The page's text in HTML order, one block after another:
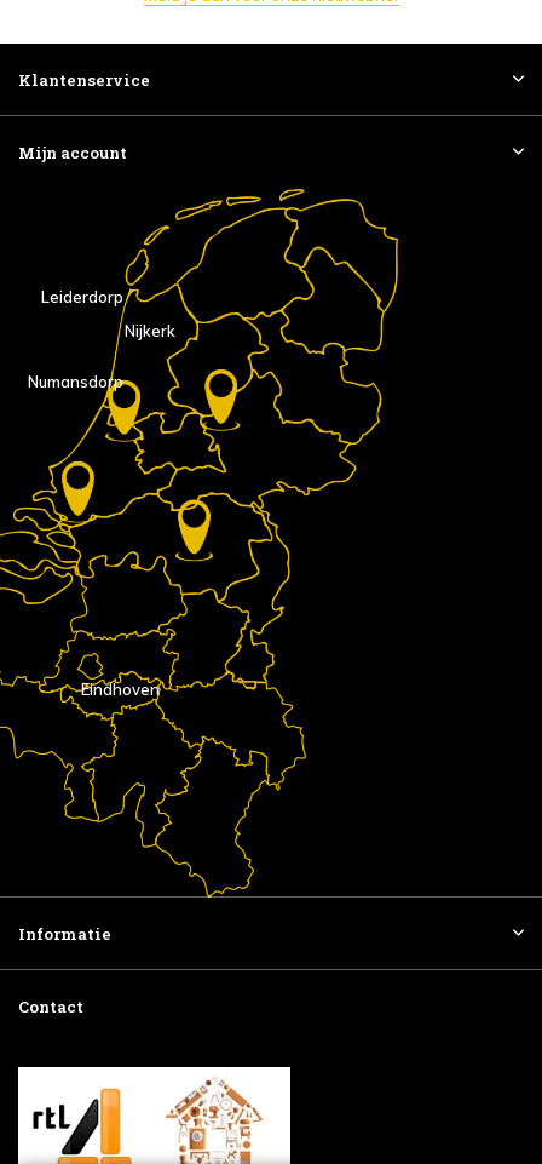
Klantenservice
Mijn account
Eindhoven
Nijkerk
Numansdorp
Leiderdorp
Informatie
Contact